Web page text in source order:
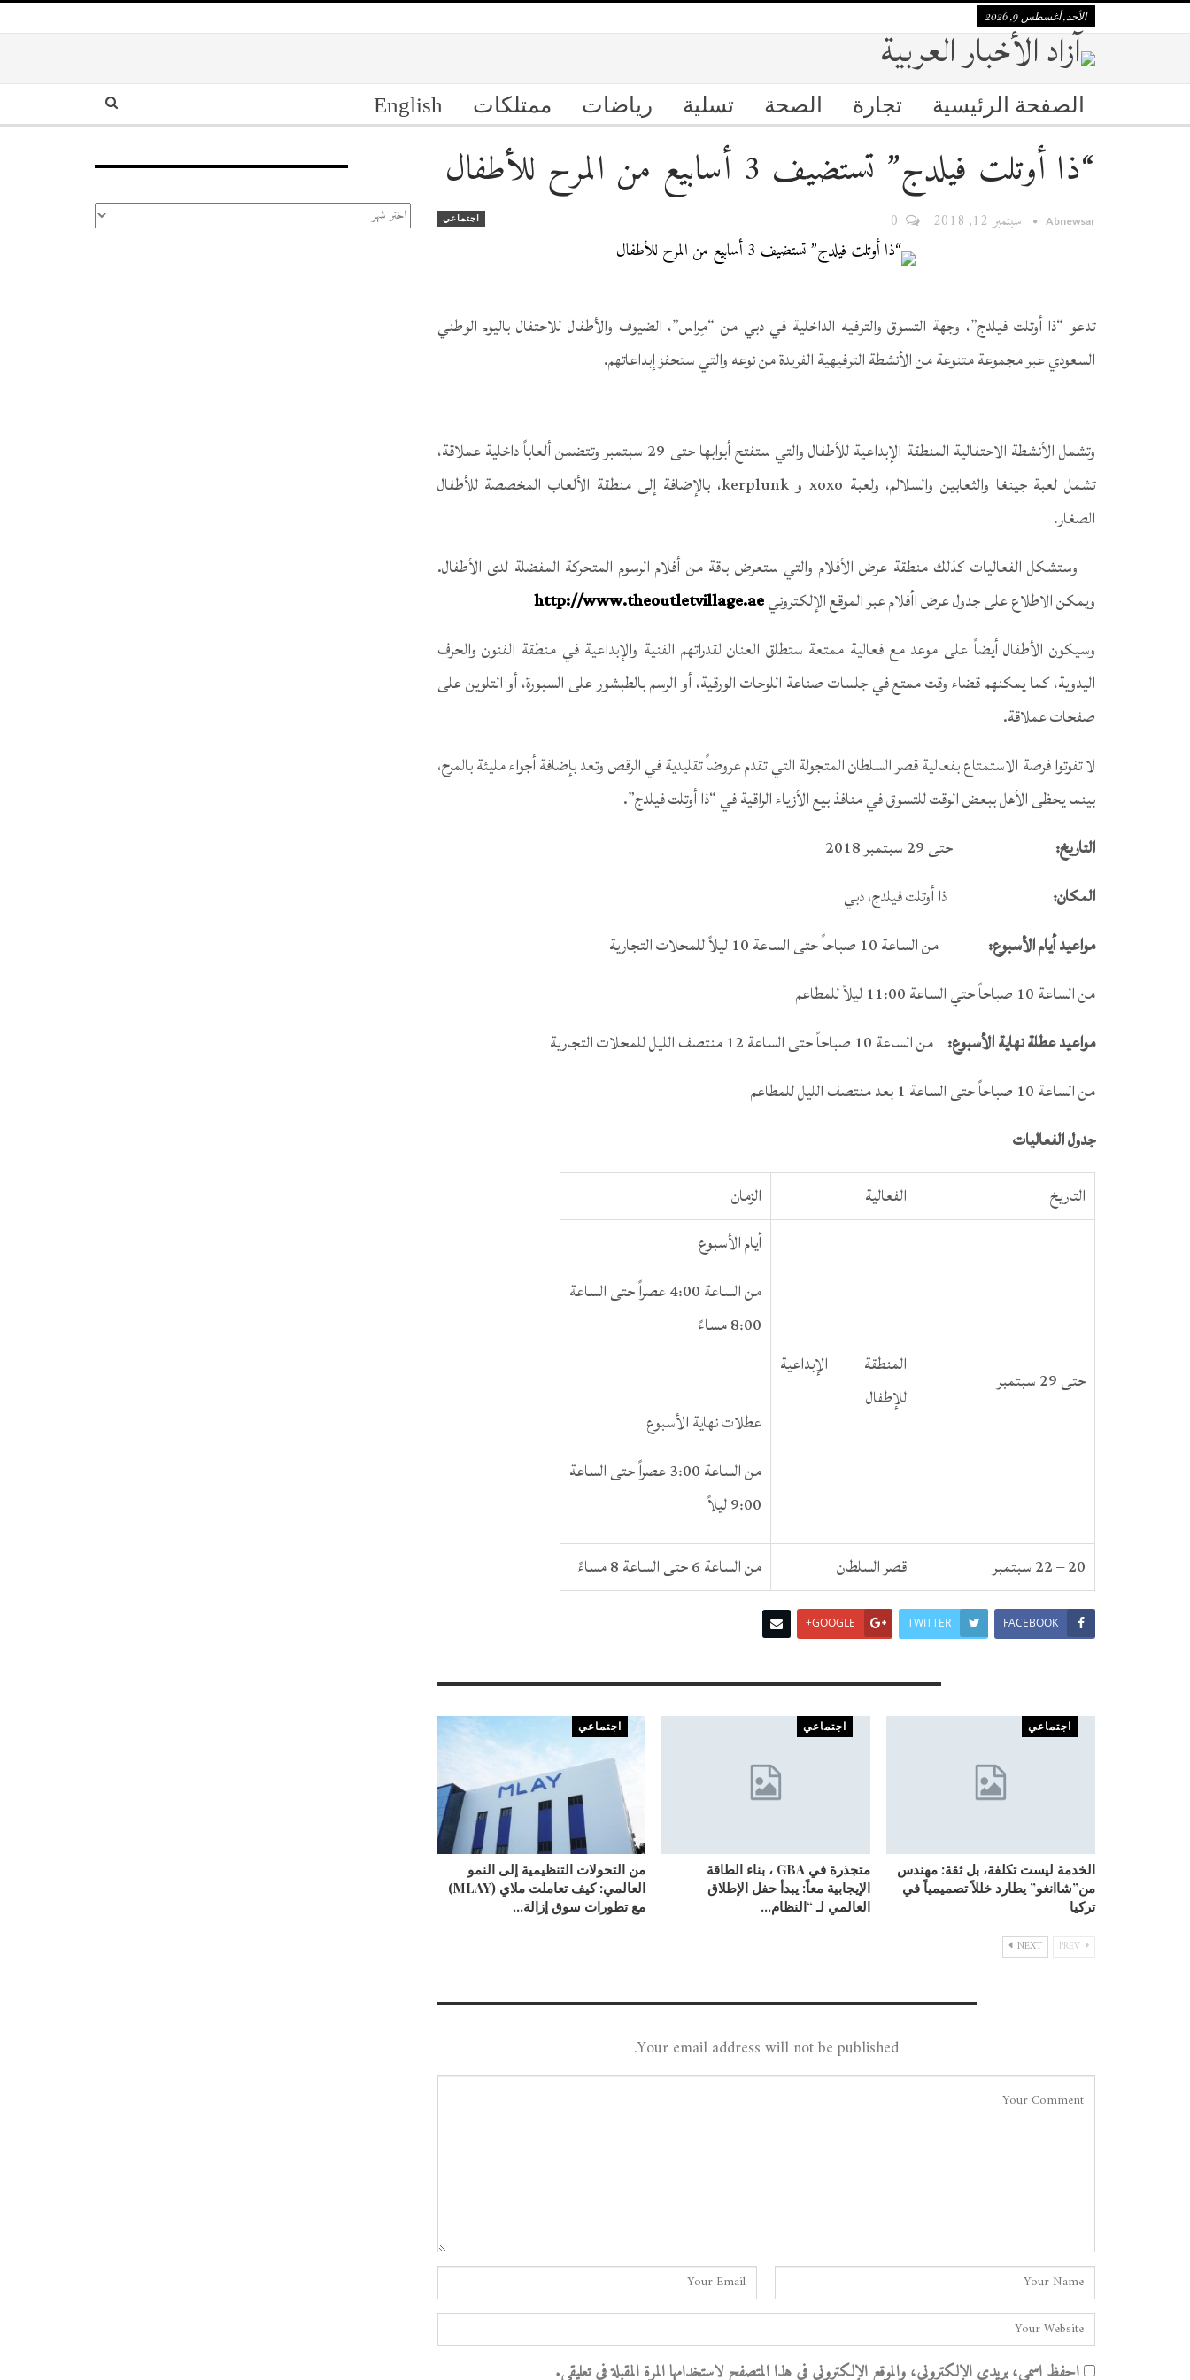
الأحد, أغسطس 9, 2026
الصفحة الرئيسية تجارة الصحة تسلية رياضات ممتلكات English
“ذا أوتلت فيلدج” تستضيف 3 أسابيع من المرح للأطفال
اجتماعي Abnewsar سبتمبر 12, 2018
تدعو “ذا أوتلت فيلدج”، وجهة التسوق والترفيه الداخلية في دبي من “مِراس”، الضيوف والأطفال للاحتفال باليوم الوطني
السعودي عبر مجموعة متنوعة من الأنشطة الترفيهية الفريدة من نوعه والتي ستحفز إبداعاتهم.
وتشمل الأنشطة الاحتفالية المنطقة الإبداعية للأطفال والتي ستفتح أبوابها حتى 29 سبتمبر وتتضمن ألعاباً داخلية عملاقة،
تشمل لعبة جينغا والثعابين والسلالم، ولعبة xoxo و kerplunk، بالإضافة إلى منطقة الألعاب المخصصة للأطفال
الصغار.
وستشكل الفعاليات كذلك منطقة عرض الأفلام والتي ستعرض باقة من أفلام الرسوم المتحركة المفضلة لدى الأطفال.
ويمكن الاطلاع على جدول عرض اأفلام عبر الموقع الإلكترونيhttp://www.theoutletvillage.ae
وسيكون الأطفال أيضاً على موعد مع فعالية ممتعة ستطلق العنان لقدراتهم الفنية والإبداعية في منطقة الفنون والحرف
اليدوية، كما يمكنهم قضاء وقت ممتع في جلسات صناعة اللوحات الورقية، أو الرسم بالطبشور على السبورة، أو التلوين على
صفحات عملاقة.
لا تفوتوا فرصة الاستمتاع بفعالية قصر السلطان المتجولة التي تقدم عروضاً تقليدية في الرقص وتعد بإضافة أجواء مليئة بالمرح،
بينما يحظى الأهل ببعض الوقت للتسوق في منافذ بيع الأزياء الراقية في “ذا أوتلت فيلدج”.
التاريخ: حتى 29 سبتمبر 2018
المكان:
ذا أوتلت فيلدج، دبي
مواعيد أيام الأسبوع: من الساعة 10 صباحاً حتى الساعة 10 ليلاً للمحلات التجارية
من الساعة 10 صباحاً حتي الساعة 11:00 ليلاً للمطاعم
مواعيد عطلة نهاية الأسبوع: من الساعة 10 صباحاً حتى الساعة 12 منتصف الليل للمحلات التجارية
من الساعة 10 صباحاً حتى الساعة 1 بعد منتصف الليل للمطاعم
جدول الفعاليات
التاريخ
الفعالية الزمان
حتى 29 سبتمبر
المنطقة الإبداعية
للإطفال
أيام الأسبوع
من الساعة 4:00 عصراً حتى الساعة
8:00 مساءً
عطلات نهاية الأسبوع
من الساعة 3:00 عصراً حتى الساعة
9:00 ليلاً
20 – 22 سبتمبر
قصر السلطان من الساعة 6 حتى الساعة 8 مساءً
FACEBOOK
TWITTER
GOOGLE+
اجتماعي
الخدمة ليست تكلفة، بل ثقة: مهندس
من”شاانغو” يطارد خللاً تصميمياً في
تركيا
اجتماعي
متجذرة في GBA ، بناء الطاقة
الإيجابية معاً: يبدأ حفل الإطلاق
العالمي لـ “النظام…
اجتماعي
من التحولات التنظيمية إلى النمو
العالمي: كيف تعاملت ملاي (MLAY)
مع تطورات سوق إزالة…
NEXT
Your email address will not be published.
احفظ اسمي، بريدي الإلكتروني، والموقع الإلكتروني في هذا المتصفح لاستخدامها المرة المقبلة في تعليقي.
الأرشيف